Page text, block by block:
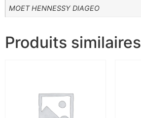
MOET HENNESSY DIAGEO
Produits similaires